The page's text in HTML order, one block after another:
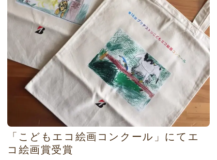
「こどもエコ絵画コンクール」にてエ
コ絵画賞受賞